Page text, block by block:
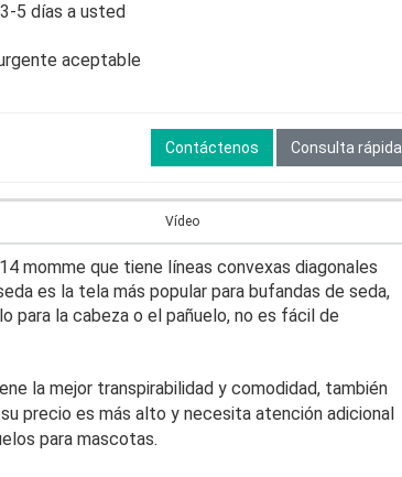
5 días a usted
aceptable
Contáctenos Consulta rápida
Vídeo
momme que tiene líneas convexas diagonales
es la tela más popular para bufandas de seda,
para la cabeza o el pañuelo, no es fácil de
la mejor transpirabilidad y comodidad, también
precio es más alto y necesita atención adicional
para mascotas.